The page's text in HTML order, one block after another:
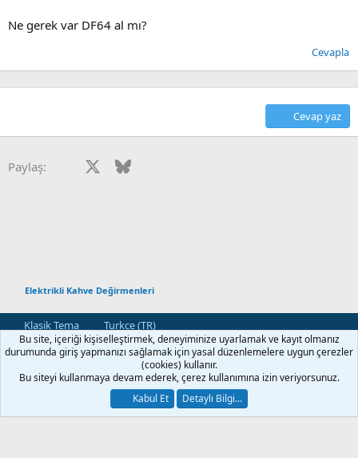
t
r
i
Ne gerek var DF64 al mı?
Cevapla
Cevap yaz
Paylaş: Facebook Bluesky
Elektrikli Kahve Değirmenleri
Klasik Tema
Turkce (TR)
Bize Ulaşın
Kullanım ve Şartlar Gizlilik Politikası
Yardım
R
S
Community platform by XenForo® © 2010-2026 XenForo Ltd.
[XGT] Forum statistics system- XenGenTr
Bu site, içeriği kişiselleştirmek, deneyiminize uyarlamak ve kayıt olmanız
durumunda giriş yapmanızı sağlamak için yasal düzenlemelere uygun çerezler
(cookies) kullanır.
Bu siteyi kullanmaya devam ederek, çerez kullanımına izin veriyorsunuz.
Kabul Et
Detaylı Bilgi...